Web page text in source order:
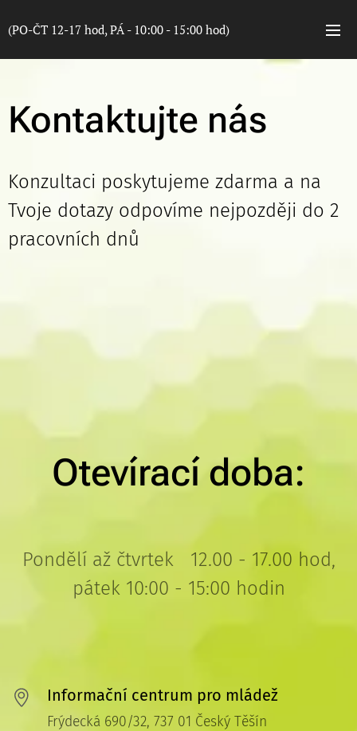
(PO-ČT 12-17 hod, PÁ - 10:00 - 15:00 hod)
Kontaktujte nás
Konzultaci poskytujeme zdarma a na
Tvoje dotazy odpovíme nejpozději do 2
pracovních dnů
Otevírací doba:
Pondělí až čtvrtek 12.00 - 17.00 hod,
pátek 10:00 - 15:00 hodin
Informační centrum pro mládež
Frýdecká 690/32, 737 01 Český Těšín